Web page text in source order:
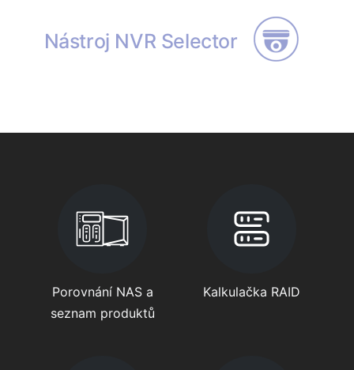
Nástroj NVR Selector
Porovnání NAS a
seznam produktů
Kalkulačka RAID